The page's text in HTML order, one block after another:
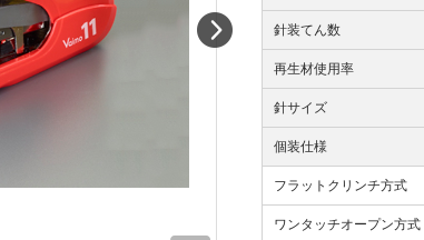
針装てん数
再生材使用率
針サイズ
個装仕様
フラットクリンチ方式
ワンタッチオープン方式